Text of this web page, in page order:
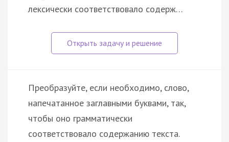
лексически соответствовало содерж…
Преобразуйте, если необходимо, слово,
напечатанное заглавными буквами, так,
чтобы оно грамматически
соответствовало содержанию текста.